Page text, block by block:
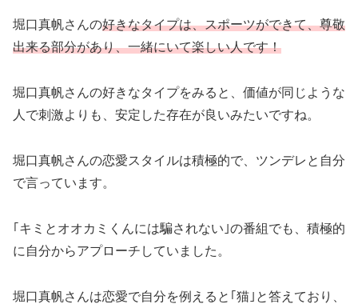
堀口真帆さんの好きなタイプは、スポーツができて、尊敬
出来る部分があり、一緒にいて楽しい人です！
堀口真帆さんの好きなタイプをみると、価値が同じような
人で刺激よりも、安定した存在が良いみたいですね。
堀口真帆さんの恋愛スタイルは積極的で、ツンデレと自分
で言っています。
｢キミとオオカミくんには騙されない｣の番組でも、積極的
に自分からアプローチしていました。
堀口真帆さんは恋愛で自分を例えると｢猫｣と答えており、